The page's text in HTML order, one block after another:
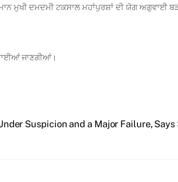
ਮੁਖੀ ਦਮਦਮੀ ਟਕਸਾਲ ਮਹਾਂਪੁਰਸ਼ਾਂ ਦੀ ਯੋਗ ਅਗੁਵਾਈ
ਜਾਣਗੀਆਂ।
Suspicion and a Major Failure, Says